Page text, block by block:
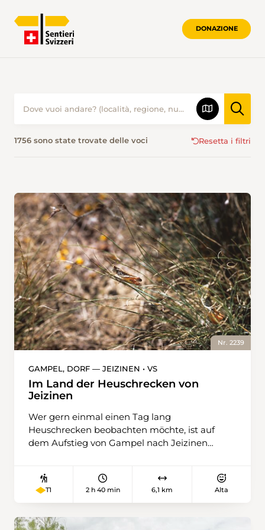
DONAZIONE
1756 sono state trovate delle voci Resetta i filtri
Nr. 2239
GAMPEL, DORF — JEIZINEN • VS
Im Land der Heuschrecken von
Jeizinen
Wer gern einmal einen Tag lang
Heuschrecken beobachten möchte, ist auf
dem Aufstieg von Gampel nach Jeizinen
Sommer. «Heugümper» springen jedes Mal
weg, wenn man den Schuh aufsetzt. Und wer
Weghüpfen ihre roten und blauen Flügel
T1 2 h 40 min 6,1 km Alta